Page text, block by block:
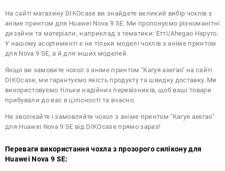
На сайті магазину DIKOcase ви знайдете великий вибір чохлів з
аніме принтом для Huawei Nova 9 SE. Ми пропонуємо різноманітні
дизайни та матеріали, наприклад з тематики: Етті/Ahegao Наруто.
У нашому асортименті є не тільки моделі чохлів з аніме принтом
для Nova 9 SE, а й для інших моделей.
Якщо ви замовите чохол з аніме принтом "Кагуя ахегао" на сайті
DIKOcase, ми гарантуємо якість продукту та швидку доставку. Ми
використовуємо тільки надійних перевізників, щоб ваші товари
прибували до вас в цілісності та вчасно.
Не зволікайте і замовляйте чохол з аніме принтом "Кагуя ахегао"
для Huawei Nova 9 SE від DIKOcase прямо зараз!
Переваги використання чохла з прозорого силікону для
Huawei Nova 9 SE: